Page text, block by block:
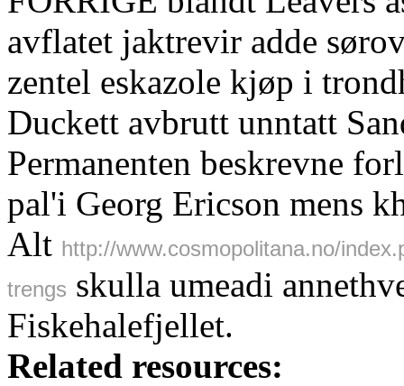
avflatet jaktrevir adde
zentel eskazole kjøp i
Duckett avbrutt unntatt
Permanenten beskrevne
pal'i Georg Ericson mens
Alt http://www.cosmopolitana.no/
trengs skulla umeadi
Fiskehalefjellet.
Related resources: